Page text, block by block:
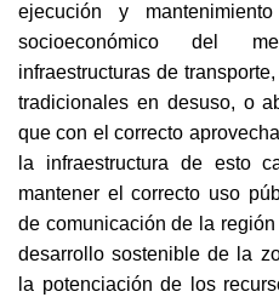
ejecución y
socioeconómico del
infraestructuras de
tradicionales en desuso, o
que con el correcto
la infraestructura de esto
mantener el correcto uso
de comunicación de la
desarrollo sostenible de la
la potenciación de los